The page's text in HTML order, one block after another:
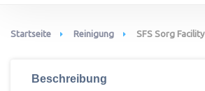
Startseite Reinigung SFS Sorg
Beschreibung